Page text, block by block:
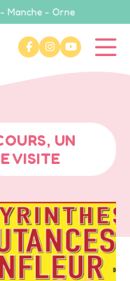
- Orne
UN
VISITE